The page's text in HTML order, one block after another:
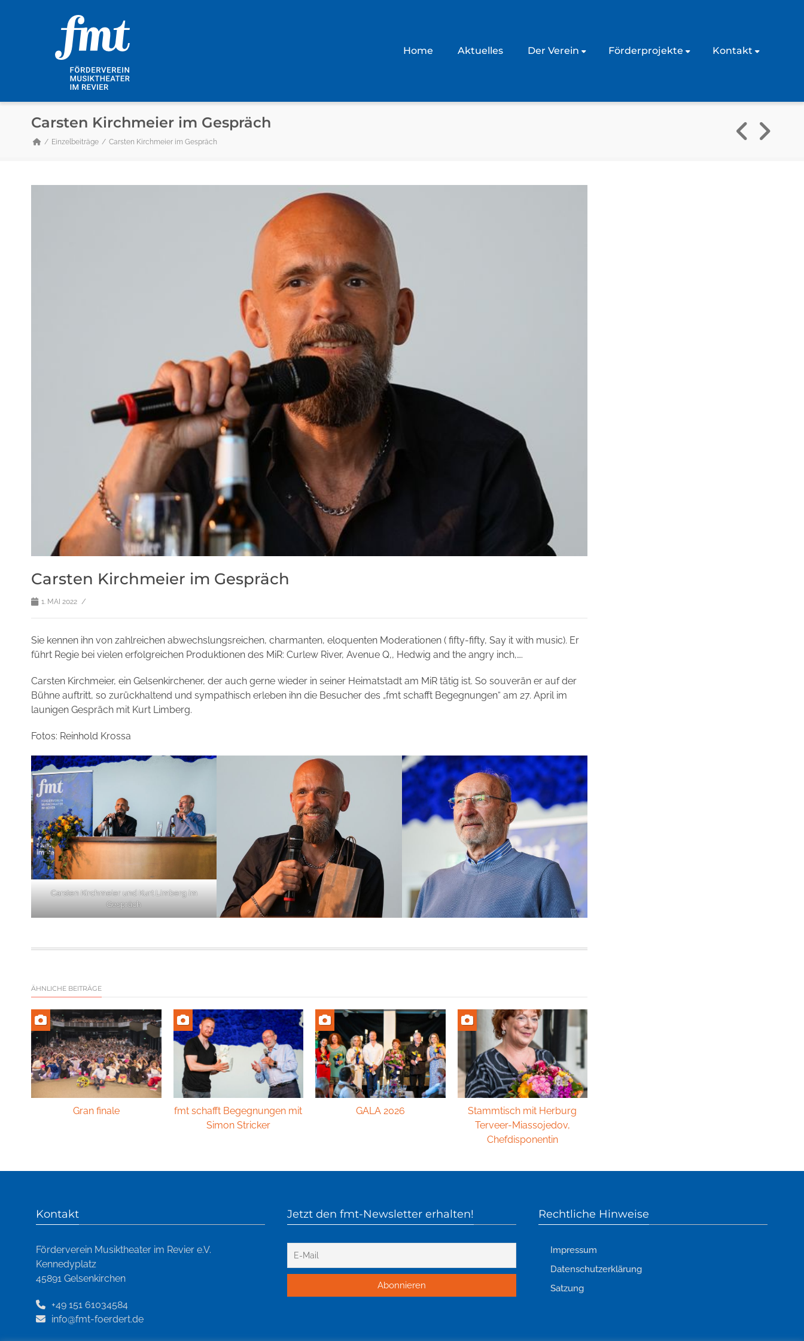
Home Aktuelles Der Verein Förderprojekte Kontakt
Carsten Kirchmeier im Gespräch
Einzelbeiträge Carsten Kirchmeier im Gespräch
Carsten Kirchmeier im Gespräch
1. MAI 2022 /
Sie kennen ihn von zahlreichen abwechslungsreichen, charmanten, eloquenten Moderationen ( fifty-fifty, Say it with music). Er
führt Regie bei vielen erfolgreichen Produktionen des MiR: Curlew River, Avenue Q,, Hedwig and the angry inch,….
Carsten Kirchmeier, ein Gelsenkirchener, der auch gerne wieder in seiner Heimatstadt am MiR tätig ist. So souverän er auf der
Bühne auftritt, so zurückhaltend und sympathisch erleben ihn die Besucher des „fmt schafft Begegnungen“ am 27. April im
launigen Gespräch mit Kurt Limberg.
Fotos: Reinhold Krossa
Carsten Kirchmeier und Kurt Limberg im
Gespräch
ÄHNLICHE BEITRÄGE
Gran finale
fmt schafft Begegnungen mit
Simon Stricker
GALA 2026
Stammtisch mit Herburg
Terveer-Miassojedov,
Chefdisponentin
Kontakt
Förderverein Musiktheater im Revier e.V.
Kennedyplatz
45891 Gelsenkirchen
+49 151 61034584
info@fmt-foerdert.de
Jetzt den fmt-Newsletter erhalten! Rechtliche Hinweise
Impressum
Datenschutzerklärung
Satzung